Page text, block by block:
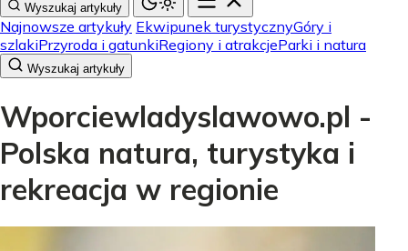
Wyszukaj artykuły
Najnowsze artykuły Ekwipunek turystycznyGóry i
szlakiPrzyroda i gatunkiRegiony i atrakcjeParki i natura
Wyszukaj artykuły
Wporciewladyslawowo.pl -
Polska natura, turystyka i
rekreacja w regionie